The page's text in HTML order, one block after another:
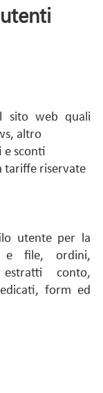
utenti
sito web quali
altro
e sconti
tariffe riservate
utente per la
e file, ordini,
conto,
form ed